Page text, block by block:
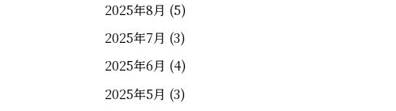
2025年8月 (5)
2025年7月 (3)
2025年6月 (4)
2025年5月 (3)